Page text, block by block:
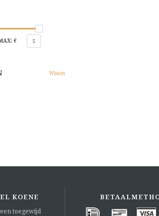
€ 5
Wissen
KOENE
toegewijd